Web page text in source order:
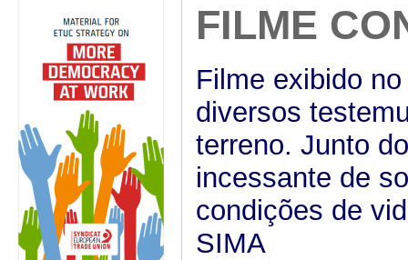
FILME
Filme exibido
diversos
terreno. Junto
incessante de
condições de
SIMA